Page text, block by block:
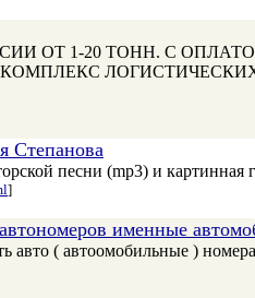
ОТ 1-20 ТОНН. С
ЛОГИСТИЧЕСКИХ
Степанова
песни (mp3) и картинная
]
именные
авто ( автоомобильные )